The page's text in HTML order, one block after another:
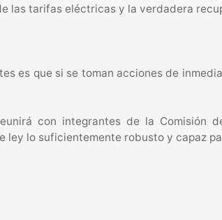
las tarifas eléctricas y la verdadera
es que si se toman acciones de
con integrantes de la Comisión
ley lo suficientemente robusto y capaz